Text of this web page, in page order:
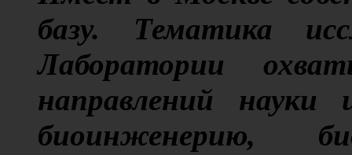
базу. Тематика
Лаборатории
направлений
биоинженерию,